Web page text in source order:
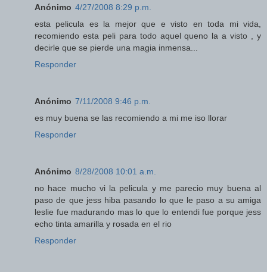
Anónimo 4/27/2008 8:29 p.m.
esta pelicula es la mejor que e visto en toda mi vida,
recomiendo esta peli para todo aquel queno la a visto , y
decirle que se pierde una magia inmensa...
Responder
Anónimo 7/11/2008 9:46 p.m.
es muy buena se las recomiendo a mi me iso llorar
Responder
Anónimo 8/28/2008 10:01 a.m.
no hace mucho vi la pelicula y me parecio muy buena al
paso de que jess hiba pasando lo que le paso a su amiga
leslie fue madurando mas lo que lo entendi fue porque jess
echo tinta amarilla y rosada en el rio
Responder